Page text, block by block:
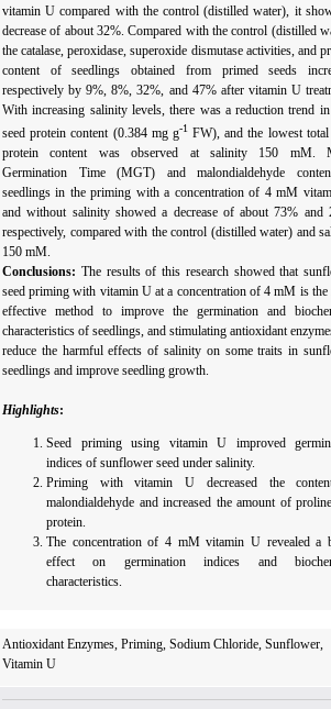
vitamin U compared with the control (distilled water), it
decrease of about 32%. Compared with the control (distilled
the catalase, peroxidase, superoxide dismutase activities, and
content of seedlings obtained from primed seeds
respectively by 9%, 8%, 32%, and 47% after vitamin U
With increasing salinity levels, there was a reduction trend
seed protein content (0.384 mg g -1FW), and the lowest
protein content was observed at salinity 150 mM.
Germination Time (MGT) and malondialdehyde
seedlings in the priming with a concentration of 4 mM
and without salinity showed a decrease of about 73% and
respectively, compared with the control (distilled water) and
150 mM.
Conclusions: The results of this research showed that
seed priming with vitamin U at a concentration of 4 mM is
effective method to improve the germination and
characteristics of seedlings, and stimulating antioxidant
reduce the harmful effects of salinity on some traits in
seedlings and improve seedling growth.
Highlights
Seed priming using vitamin U improved
indices of sunflower seed undersalinity
Priming with vitamin U decreased the
malondialdehyde and increasedthe amount of
protein.
Theconcentrationof 4 mMvitamin Urevealed a
effect on germination indices and
characteristics.
Antioxidant Enzymes, Priming, Sodium Chloride, Sunflower,
Vitamin U